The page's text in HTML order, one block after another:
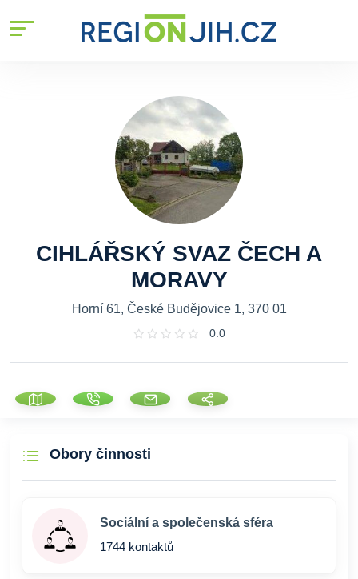
CIHLÁŘSKÝ SVAZ ČECH A
MORAVY
Horní 61, České Budějovice 1, 370 01
0.0
Obory činnosti
Sociální a společenská sféra
1744 kontaktů